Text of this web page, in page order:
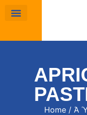
Home / Ά